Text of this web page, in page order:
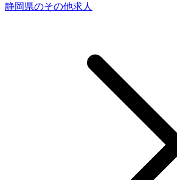
静岡県のその他求人